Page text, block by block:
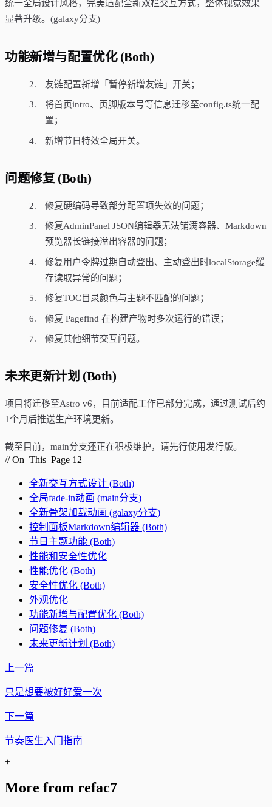
统一全局设计风格，完美适配全新双栏交互方式，整体视觉效果
显著升级。(galaxy分支)
功能新增与配置优化 (Both)
友链配置新增「暂停新增友链」开关；
将首页intro、页脚版本号等信息迁移至config.ts统一配
置；
新增节日特效全局开关。
问题修复 (Both)
修复硬编码导致部分配置项失效的问题；
修复AdminPanel JSON编辑器无法铺满容器、Markdown
预览器长链接溢出容器的问题；
修复用户令牌过期自动登出、主动登出时localStorage缓
存读取异常的问题；
修复TOC目录颜色与主题不匹配的问题；
修复 Pagefind 在构建产物时多次运行的错误；
修复其他细节交互问题。
未来更新计划 (Both)
项目将迁移至Astro v6，目前适配工作已部分完成，通过测试后约
1个月后推送生产环境更新。
截至目前，main分支还正在积极维护，请先行使用发行版。
// On_This_Page 12
全新交互方式设计 (Both)
全局fade-in动画 (main分支)
全新骨架加载动画 (galaxy分支)
控制面板Markdown编辑器 (Both)
节日主题功能 (Both)
性能和安全性优化
性能优化 (Both)
安全性优化 (Both)
外观优化
功能新增与配置优化 (Both)
问题修复 (Both)
未来更新计划 (Both)
上一篇
只是想要被好好爱一次
下一篇
节奏医生入门指南
+
More from refac7